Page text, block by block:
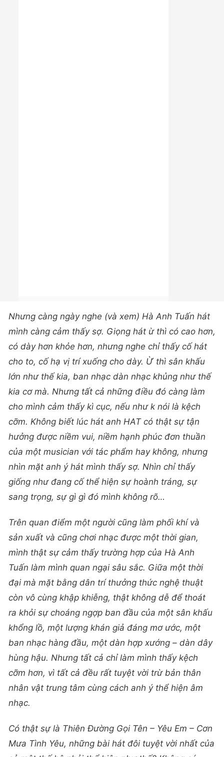
Nhưng càng ngày nghe (và xem) Hà Anh Tuấn hát
mình càng cảm thấy sợ. Giọng hát ừ thì có cao hơn,
có dày hơn khỏe hơn, nhưng nghe chỉ thấy cố hát
cho to, cố hạ vị trí xuống cho dày. Ừ thì sân khấu
lớn như thế kia, ban nhạc dàn nhạc khủng như thế
kia cơ mà. Nhưng tất cả những điều đó càng làm
cho mình cảm thấy kì cục, nếu như k nói là kệch
cỡm. Không biết lúc hát anh HAT có thật sự tận
hưởng được niềm vui, niềm hạnh phúc đơn thuần
của một musician với tác phẩm hay không, nhưng
nhìn mặt anh ý hát mình thấy sợ. Nhìn chỉ thấy
giống như đang cố thể hiện sự hoành tráng, sự
sang trọng, sự gì gì đó mình không rõ…
Trên quan điểm một người cũng làm phối khí và
sản xuất và cũng chơi nhạc được một thời gian,
mình thật sự cảm thấy trường hợp của Hà Anh
Tuấn làm mình quan ngại sâu sắc. Giữa một thời
đại mà mặt bằng dân trí thưởng thức nghệ thuật
còn vô cùng khập khiễng, thật không dễ để thoát
ra khỏi sự choáng ngợp ban đầu của một sân khấu
khổng lồ, một lượng khán giả đáng mơ ước, một
ban nhạc hàng đầu, một dàn hợp xướng – dàn dây
hùng hậu. Nhưng tất cả chỉ làm mình thấy kệch
cỡm hơn, vì tất cả đều rất tuyệt vời trừ bản thân
nhân vật trung tâm cùng cách anh ý thể hiện âm
nhạc.
Có thật sự là Thiên Đường Gọi Tên – Yêu Em – Cơn
Mưa Tình Yêu, những bài hát đôi tuyệt vời nhất của